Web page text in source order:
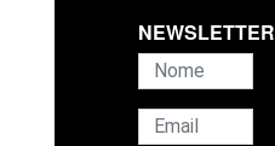
NEWSLETTER